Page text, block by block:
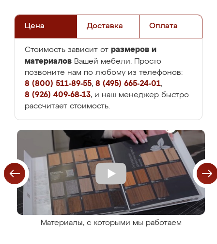
Цена Доставка Оплата
Стоимость зависит от размеров и
материалов Вашей мебели. Просто
позвоните нам по любому из телефонов:
8 (800) 511-89-55, 8 (495) 665-24-01,
8 (926) 409-68-13, и наш менеджер быстро
рассчитает стоимость.
Материалы, с которыми мы работаем